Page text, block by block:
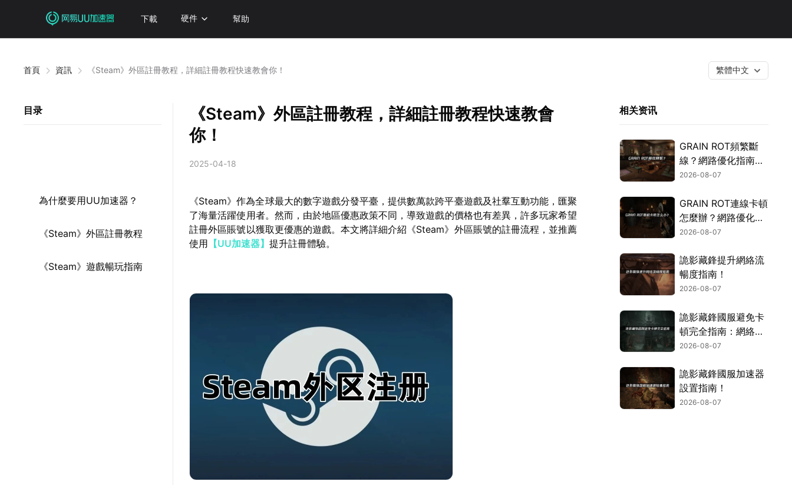
下載 硬件 幫助
首頁 資訊 《Steam》外區註冊教程，詳細註冊教程快速教會你！ 繁體中文
目录
為什麼要用UU加速器？
《Steam》外區註冊教程
《Steam》遊戲暢玩指南
《Steam》外區註冊教程，詳細註冊教程快速教會
你！
2025-04-18
《Steam》作為全球最大的數字遊戲分發平臺，提供數萬款跨平臺遊戲及社羣互動功能，匯聚
了海量活躍使用者。然而，由於地區優惠政策不同，導致遊戲的價格也有差異，許多玩家希望
註冊外區賬號以獲取更優惠的遊戲。本文將詳細介紹《Steam》外區賬號的註冊流程，並推薦
使用 【UU加速器】提升註冊體驗。
相关资讯
GRAIN ROT頻繁斷
線？網路優化指南一
次搞定！
2026-08-07
GRAIN ROT連線卡頓
怎麼辦？網路優化這
樣解決！
2026-08-07
詭影藏鋒提升網絡流
暢度指南！
2026-08-07
詭影藏鋒國服避免卡
頓完全指南：網絡優
化與解決技巧！
2026-08-07
詭影藏鋒國服加速器
設置指南！
2026-08-07